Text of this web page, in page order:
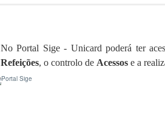
No Portal Sige - Unicard poderá ter
Refeições, o controlo de Acessose a